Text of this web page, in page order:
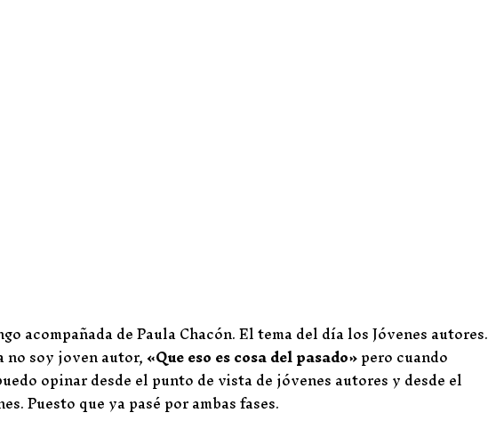
acompañada de Paula Chacón. El tema del día los Jóvenes autores.
no soy joven autor,«Que eso es cosa del pasado»pero cuando
opinar desde el punto de vista de jóvenes autores y desde el
Puesto que ya pasé por ambas fases.